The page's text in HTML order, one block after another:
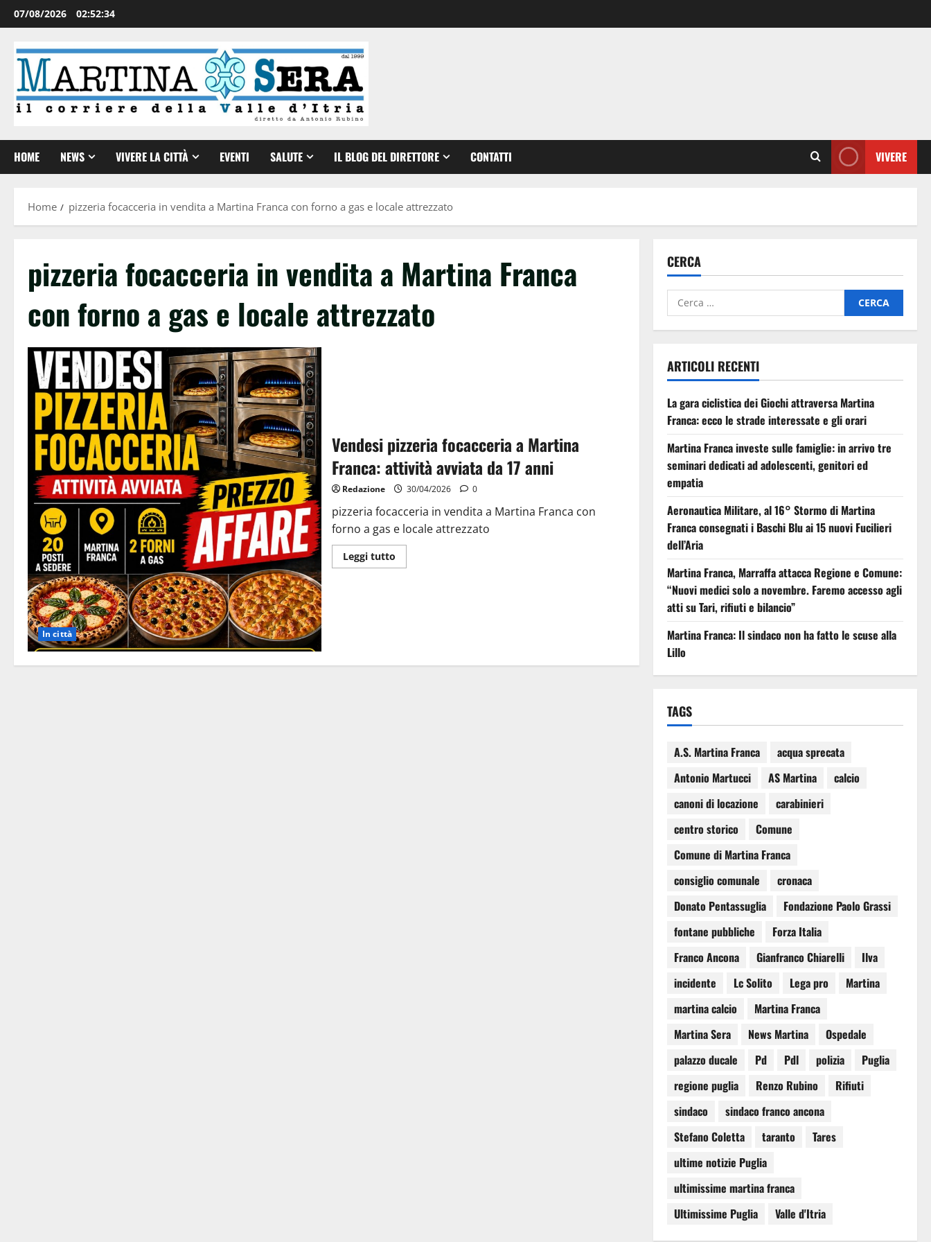
07/08/2026 02:52:34
HOME NEWS VIVERE LA CITTÀ EVENTI SALUTE IL BLOG DEL DIRETTORE CONTATTI VIVERE
Home pizzeria focacceria in vendita a Martina Franca con forno a gas e locale attrezzato
pizzeria focacceria in vendita a Martina Franca
con forno a gas e locale attrezzato
In città
Vendesi pizzeria focacceria a Martina
Franca: attività avviata da 17 anni
Redazione 30/04/2026 0
pizzeria focacceria in vendita a Martina Franca con
forno a gas e locale attrezzato
Leggi tutto
CERCA
ARTICOLI RECENTI
La gara ciclistica dei Giochi attraversa Martina
Franca: ecco le strade interessate e gli orari
Martina Franca investe sulle famiglie: in arrivo tre
seminari dedicati ad adolescenti, genitori ed
empatia
Aeronautica Militare, al 16° Stormo di Martina
Franca consegnati i Baschi Blu ai 15 nuovi Fucilieri
dell’Aria
Martina Franca, Marraffa attacca Regione e Comune:
“Nuovi medici solo a novembre. Faremo accesso agli
atti su Tari, rifiuti e bilancio”
Martina Franca: Il sindaco non ha fatto le scuse alla
Lillo
TAGS
A.S. Martina Franca
acqua sprecata
Antonio Martucci
AS Martina
calcio
canoni di locazione
carabinieri
centro storico
Comune
Comune di Martina Franca
consiglio comunale
cronaca
Donato Pentassuglia
Fondazione Paolo Grassi
fontane pubbliche
Forza Italia
Franco Ancona
Gianfranco Chiarelli
Ilva
incidente
Lc Solito Lega pro
Martina
martina calcio
Martina Franca
Martina Sera
News Martina
Ospedale
palazzo ducale
Pd Pdl polizia
Puglia
regione puglia
Renzo Rubino
Rifiuti
sindaco
sindaco franco ancona
Stefano Coletta
taranto
Tares
ultime notizie Puglia
ultimissime martina franca
Ultimissime Puglia
Valle d'Itria